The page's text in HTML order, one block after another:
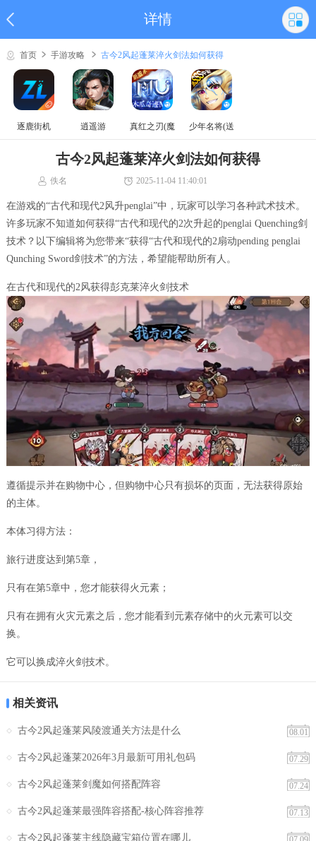
详情
首页 手游攻略 古今2风起蓬莱淬火剑法如何获得
逐鹿街机 逍遥游
真红之刃(魔
少年名将(送
古今2风起蓬莱淬火剑法如何获得
佚名 2025-11-04 11:40:01
在游戏的“古代和现代2风升penglai”中，玩家可以学习各种武术技术。
许多玩家不知道如何获得“古代和现代的2次升起的penglai Quenching剑
技术？以下编辑将为您带来“获得“古代和现代的2扇动pending penglai
Qunching Sword剑技术”的方法，希望能帮助所有人。
在古代和现代的2风获得彭克莱淬火剑技术
遵循提示并在购物中心，但购物中心只有损坏的页面，无法获得原始
的主体。
本体习得方法：
旅行进度达到第5章，
只有在第5章中，您才能获得火元素；
只有在拥有火灾元素之后，您才能看到元素存储中的火元素可以交
换。
它可以换成淬火剑技术。
相关资讯
08.01
古今2风起蓬莱风陵渡通关方法是什么
07.29
古今2风起蓬莱2026年3月最新可用礼包码
07.24
古今2风起蓬莱剑魔如何搭配阵容
07.13
古今2风起蓬莱最强阵容搭配-核心阵容推荐
古今2风起蓬莱主线隐藏宝箱位置在哪儿